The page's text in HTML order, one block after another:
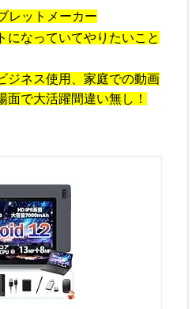
レットメーカー
になっていてやりたいこと
ジネス使用、家庭での動画
面で大活躍間違い無し！